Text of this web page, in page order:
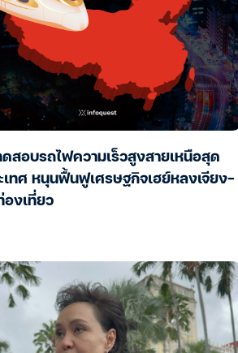
ดสอบรถไฟความเร็วสูงสายเหนือสุด
เทศ หนุนฟื้นฟูเศรษฐกิจเฮย์หลงเจียง-
องเที่ยว